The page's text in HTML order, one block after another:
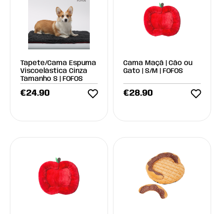
Tapete/Cama Espuma
Viscoelástica Cinza
Tamanho S | FOFOS
€24.90
Cama Maçã | Cão ou
Gato | S/M | FOFOS
€28.90